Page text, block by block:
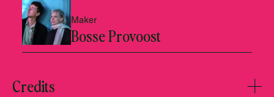
Maker
Bosse Provoost
Credits